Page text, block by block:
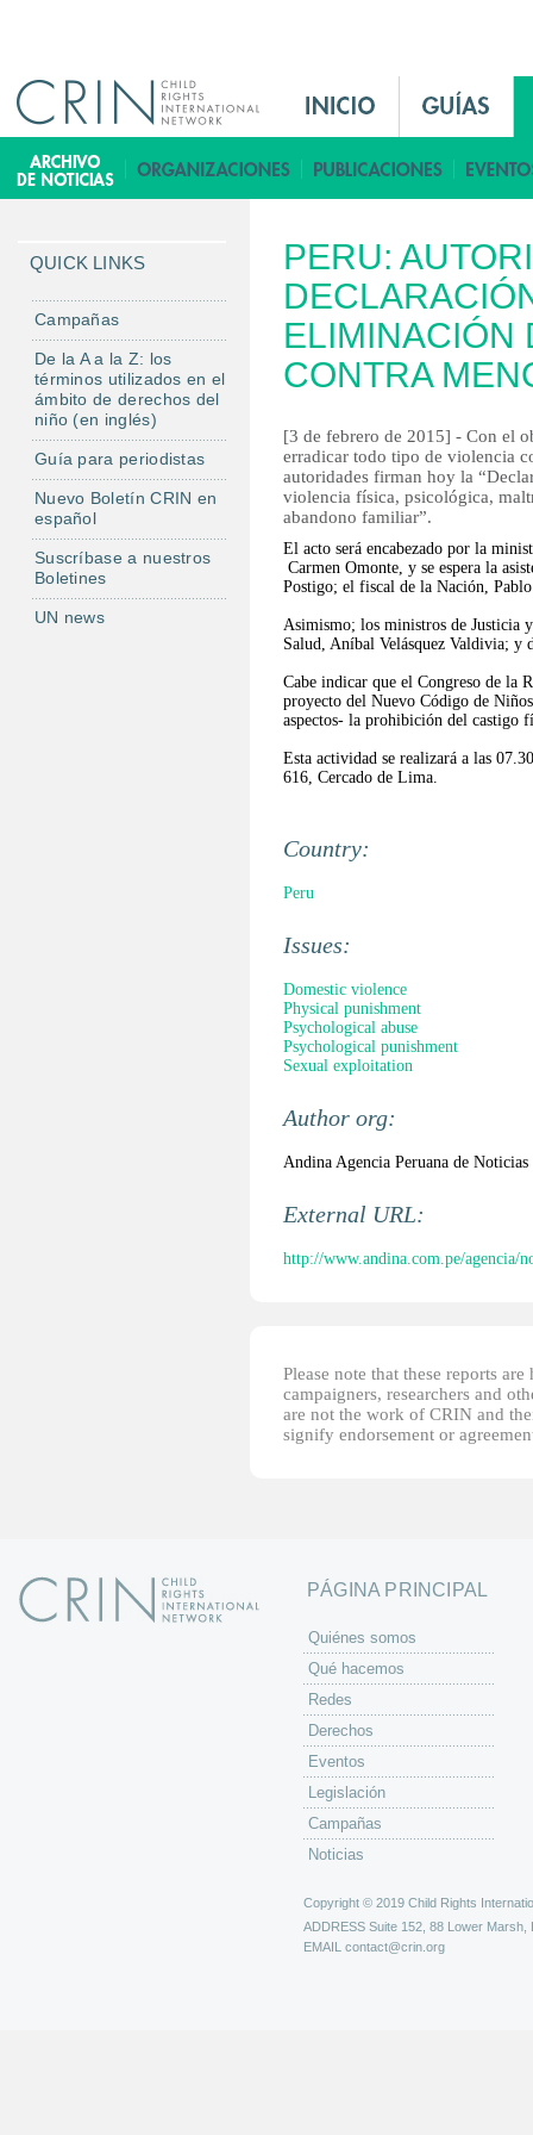
i
n
e
n
u
E
s
B
i
PERU:
ELIMINACIÓN
CONTRA
[3 de febrero de 2015] - Con el
erradicar todo tipo de violencia
autoridades firman hoy la
violencia física, psicológica,
abandono familiar”.
El acto será encabezado por la
Carmen Omonte, y se espera la
Postigo; el fiscal de la Nación, Pablo
Asimismo; los ministros de Justicia
Salud, Aníbal Velásquez Valdivia; y
Cabe indicar que el Congreso de la
proyecto del Nuevo Código de
aspectos- la prohibición del castigo
Esta actividad se realizará a las
616, Cercado de Lima.
Country:
Peru
Issues:
Domestic violence
Physical punishment
Psychological abuse
Psychological punishment
Sexual exploitation
Author org:
Andina Agencia Peruana de Noticias
External URL:
http://www.andina.com.pe/agencia/
Please note that these reports
campaigners, researchers and
are not the work of CRIN and
signify endorsement or
QUICK LINKS
Campañas
De la A a la Z: los
términos utilizados en el
ámbito de derechos del
niño (en inglés)
Guía para periodistas
Nuevo Boletín CRIN en
español
Suscríbase a nuestros
Boletines
UN news
PÁGINA PRINCIPAL
Quiénes somos
Qué hacemos
Redes
Derechos
Eventos
Legislación
Campañas
Noticias
Copyright © 2019 Child Rights
ADDRESS Suite 152, 88 Lower Marsh,
EMAIL contact@crin.org